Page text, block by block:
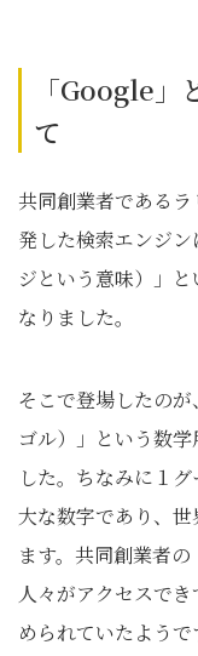
「Google」
て
共同創業者である
発した検索エンジ
ジという意味）」
なりました。
そこで登場したの
ゴル）」という数
した。ちなみに１
大な数字であり、
ます。共同創業者
人々がアクセスで
められていたようで